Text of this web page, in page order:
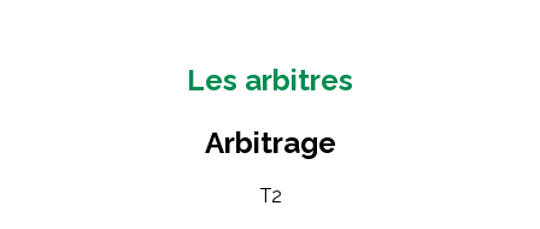
Les arbitres
Arbitrage
T2